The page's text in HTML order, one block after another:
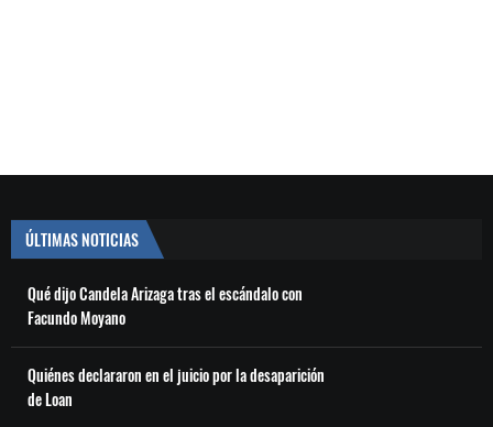
ÚLTIMAS NOTICIAS
Qué dijo Candela Arizaga tras el escándalo con
Facundo Moyano
Quiénes declararon en el juicio por la desaparición
de Loan